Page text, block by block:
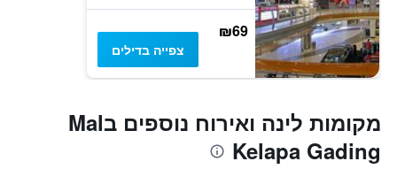
₪69
צפייה בדילים
מקומות לינה ואירוח נוספים בMal
Kelapa Gading